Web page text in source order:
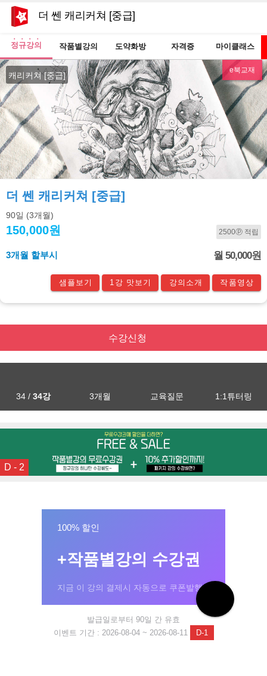
더 쎈 캐리커쳐 [중급]
정규강의 작품별강의 도약화방 자격증 마이클래스
e북교재
캐리커쳐 [중급]
더 쎈 캐리커쳐 [중급]
90일 (3개월)
150,000원 2500ⓟ 적립
3개월 할부시 월 50,000원
샘플보기 1강 맛보기 강의소개 작품영상
수강신청
34 / 34강 3개월 교육질문 1:1튜터링
D - 2
100% 할인
+작품별강의 수강권
지금 이 강의 결제시 자동으로 쿠폰발행!
발급일로부터 90일 간 유효
이벤트 기간 : 2026-08-04 ~ 2026-08-11
D-1